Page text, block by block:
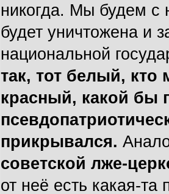
никогда. Мы будем с
будет уничтожена и
национальной
так, тот белый, кто
красный, какой бы
прикрывался.
советской лже-
от неё есть какая-та